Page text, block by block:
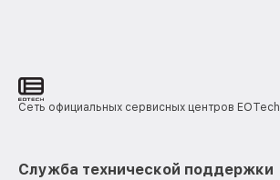
Сеть официальных сервисных центров EOTech
Служба технической поддержки